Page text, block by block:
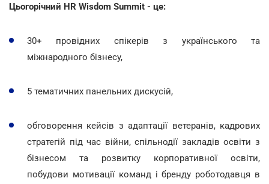
Цьогорічний HR Wisdom Summit - це:
30+ провідних спікерів з українського та
міжнародного бізнесу,
5 тематичних панельних дискусій,
обговорення кейсів з адаптації ветеранів, кадрових
стратегій під час війни, спільнодії закладів освіти з
бізнесом та розвитку корпоративної освіти,
побудови мотивації команд і бренду роботодавця в